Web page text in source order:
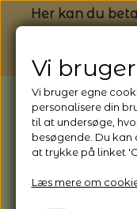
Her kan du
BEMÆRK:
1/8 - 9/8 -
*Webshoppen
afhentning
Vi
Vi bruger egne
personalisere din
til at undersøge,
besøgende. Du
at trykke på linket
Læs mere om